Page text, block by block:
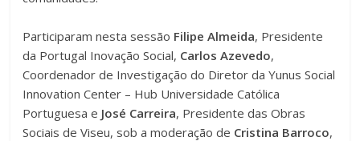
Participaram nesta sessão Filipe Almeida, Presidente
da Portugal Inovação Social, Carlos Azevedo,
Coordenador de Investigação do Diretor da Yunus Social
Innovation Center – Hub Universidade Católica
Portuguesa e José Carreira, Presidente das Obras
Sociais de Viseu, sob a moderação de Cristina Barroco,